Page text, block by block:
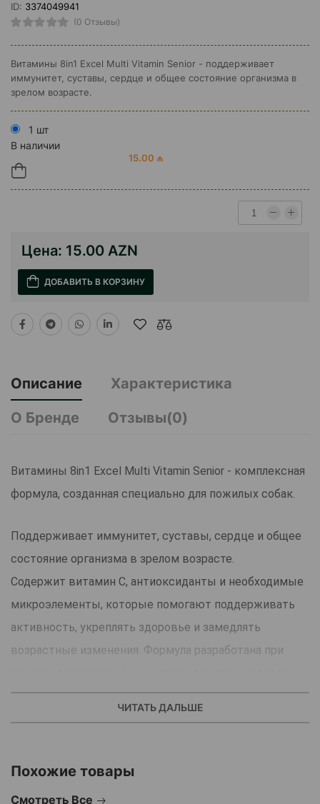
ID: 3374049941
(0 Отзывы)
Витамины 8in1 Excel Multi Vitamin Senior - поддерживает
иммунитет, суставы, сердце и общее состояние организма в
зрелом возрасте.
1 шт
В наличии
15.00 ₼
Цена: 15.00 AZN
ДОБАВИТЬ В КОРЗИНУ
Описание
Характеристика
О Бренде
Отзывы(0)
Витамины 8in1 Excel Multi Vitamin Senior - комплексная
формула, созданная специально для пожилых собак.
Поддерживает иммунитет, суставы, сердце и общее
состояние организма в зрелом возрасте.
Содержит витамин C, антиоксиданты и необходимые
микроэлементы, которые помогают поддерживать
активность, укреплять здоровье и замедлять
возрастные изменения. Формула разработана при
применения.
Отличный выбор для заботы о здоровье вашей
Страна производства: Германия.
ЧИТАТЬ ДАЛЬШЕ
Похожие товары
Смотреть Все